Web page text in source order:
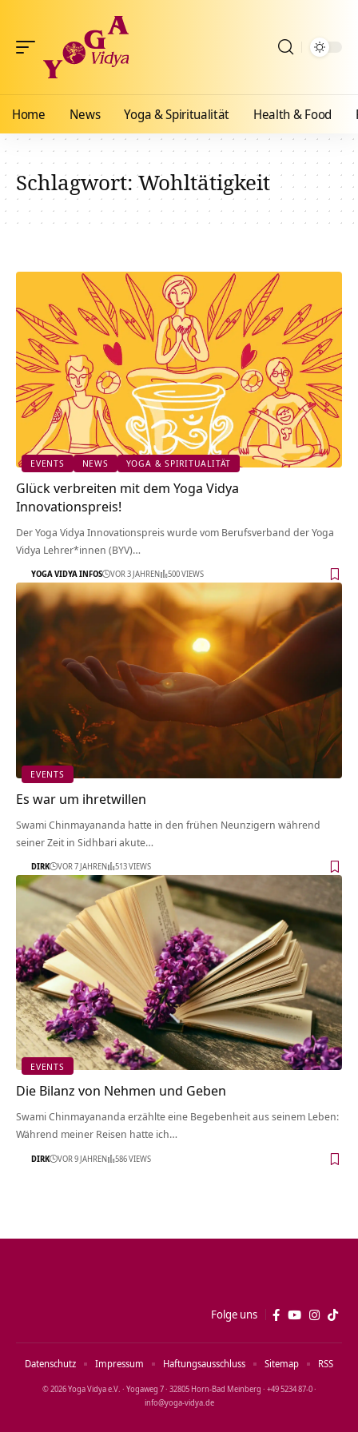
Home News Yoga & Spiritualität Health & Food
Schlagwort:Wohltätigkeit
EVENTS NEWS YOGA & SPIRITUALITÄT
Glück verbreiten mit dem Yoga Vidya
Innovationspreis!
Der Yoga Vidya Innovationspreis wurde vom Berufsverband der Yoga
Vidya Lehrer*innen (BYV)…
YOGA VIDYA INFOS VOR 3 JAHREN 500 VIEWS
EVENTS
Es war um ihretwillen
Swami Chinmayananda hatte in den frühen Neunzigern während
seiner Zeit in Sidhbari akute…
DIRK VOR 7 JAHREN 513 VIEWS
EVENTS
Die Bilanz von Nehmen und Geben
Swami Chinmayananda erzählte eine Begebenheit aus seinem Leben:
Während meiner Reisen hatte ich…
DIRK VOR 9 JAHREN 586 VIEWS
Folge uns
© 2026 Yoga Vidya e.V. · Yogaweg 7 · 32805 Horn‑Bad Meinberg · +49 5234 87‑0 ·
info@yoga‑vidya.de
Datenschutz Impressum Haftungsausschluss Sitemap RSS